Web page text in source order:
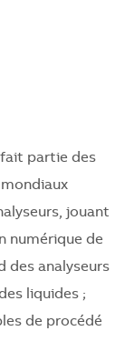
fait partie des
jouant
numérique de
des analyseurs
liquides ;
de procédé